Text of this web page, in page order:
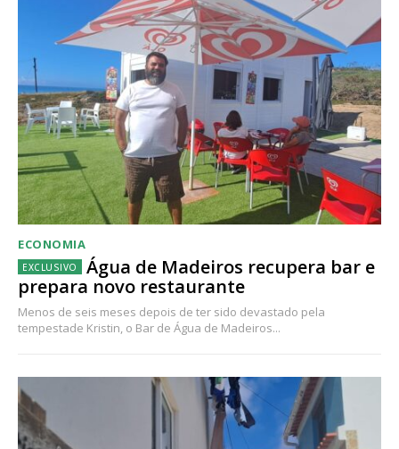
ECONOMIA
Água de Madeiros recupera bar e
prepara novo restaurante
Menos de seis meses depois de ter sido devastado pela
tempestade Kristin, o Bar de Água de Madeiros...